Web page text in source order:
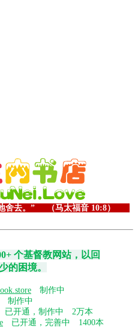
舍去。” （马太福音 10:8）
个基督教网站 ，以回
的困境。
制作中
制作中
已开通，制作中 2万本
已开通，完善中 1400本